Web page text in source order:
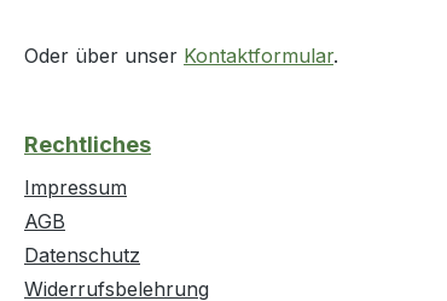
Oder über unser Kontaktformular.
Rechtliches
Impressum
AGB
Datenschutz
Widerrufsbelehrung